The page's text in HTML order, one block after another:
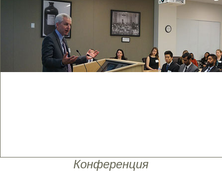
Конференция